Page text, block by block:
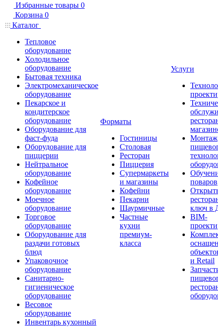
Избранные товары 0
Корзина 0
Каталог
Тепловое
оборудование
Холодильное
оборудование
Бытовая техника
Электромеханическое
оборудование
Пекарское и
кондитерское
оборудование
Оборудование для
фаст-фуда
Оборудование для
пиццерии
Нейтральное
оборудование
Кофейное
оборудование
Моечное
оборудование
Торговое
оборудование
Оборудование для
раздачи готовых
блюд
Упаковочное
оборудование
Санитарно-
гигиеническое
оборудование
Весовое
оборудование
Инвентарь кухонный
Форматы
Гостиницы
Столовая
Ресторан
Пиццерия
Супермаркеты
и магазины
Кофейни
Пекарни
Шаурмичные
Частные
кухни
премиум-
класса
Услуги
Монтаж
поваров
ключ в
BIM-
и Retail